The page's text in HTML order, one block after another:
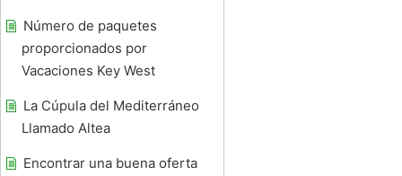
Número de paquetes
proporcionados por
Vacaciones Key West
La Cúpula del Mediterráneo
Llamado Altea
Encontrar una buena oferta